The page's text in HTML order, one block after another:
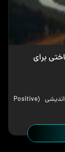
برای
بازتعریف مثبت اندیشی در عصر آگاهی مثبت اندیشی (Positive